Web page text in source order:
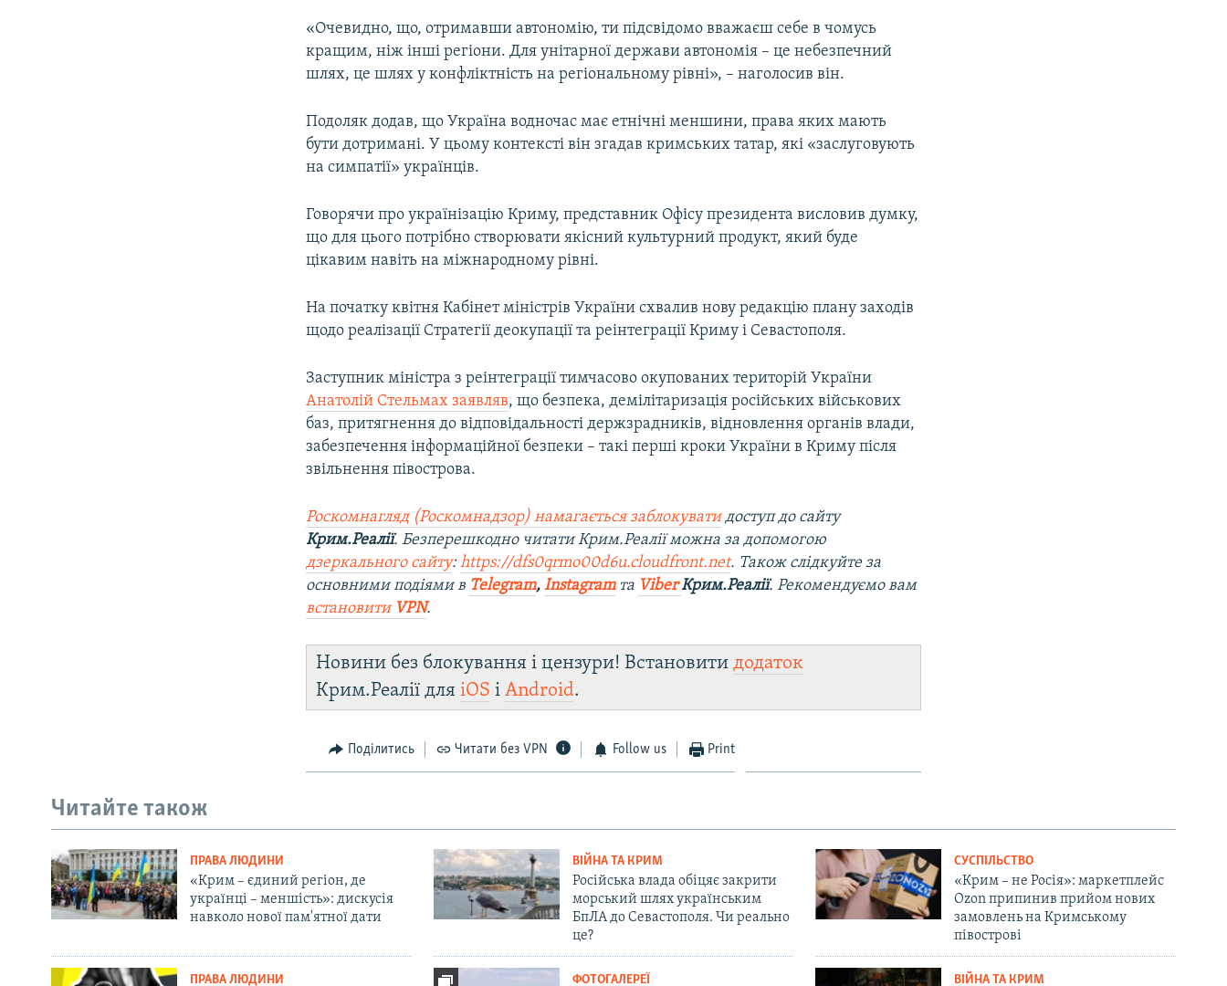
«Очевидно, що, отримавши автономію, ти підсвідомо вважаєш себе в чомусь
кращим, ніж інші регіони. Для унітарної держави автономія – це небезпечний
шлях, це шлях у конфліктність на регіональному рівні», – наголосив він.
Подоляк додав, що Україна водночас має етнічні меншини, права яких мають
бути дотримані. У цьому контексті він згадав кримських татар, які «заслуговують
на симпатії» українців.
Говорячи про українізацію Криму, представник Офісу президента висловив думку,
що для цього потрібно створювати якісний культурний продукт, який буде
цікавим навіть на міжнародному рівні.
На початку квітня Кабінет міністрів України схвалив нову редакцію плану заходів
щодо реалізації Стратегії деокупації та реінтеграції Криму і Севастополя.
Заступник міністра з реінтеграції тимчасово окупованих територій України
Анатолій Стельмах заявляв, що безпека, демілітаризація російських військових
баз, притягнення до відповідальності держзрадників, відновлення органів влади,
забезпечення інформаційної безпеки – такі перші кроки України в Криму після
звільнення півострова.
Роскомнагляд (Роскомнадзор) намагається заблокуватидоступ до сайту
Крим.Реалії. Безперешкодно читати Крим.Реалії можна за допомогою
дзеркального сайту:https://dfs0qrmo00d6u.cloudfront.net. Також слідкуйте за
основними подіями в Telegram,Instagramта ViberКрим.Реалії. Рекомендуємо вам
встановити VPN.
Новини без блокування і цензури! Встановитидодаток
Крим.Реалії дляiOS іAndroid.
Поділитись Читати без VPN Follow us Print
Читайте також
ПРАВА ЛЮДИНИ
«Крим – єдиний регіон, де
українці – меншість»: дискусія
навколо нової пам'ятної дати
ВІЙНА ТА КРИМ
Російська влада обіцяє закрити
морський шлях українським
БпЛА до Севастополя. Чи реально
це?
СУСПІЛЬСТВО
«Крим – не Росія»: маркетплейс
Ozon припинив прийом нових
замовлень на Кримському
півострові
ПРАВА ЛЮДИНИ ФОТОГАЛЕРЕЇ ВІЙНА ТА КРИМ